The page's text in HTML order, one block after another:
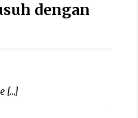
dengan
[…]